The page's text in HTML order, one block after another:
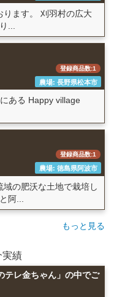
ります。 刈羽村の広大
...
登録商品数:1
農場: 長野県松本市
ある Happy village
登録商品数:1
農場: 徳島県阿波市
の肥沃な土地で栽培し
阿...
もっと見る
実績
テレ金ちゃん」の中でご